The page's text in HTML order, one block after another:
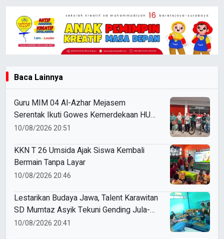
Baca Lainnya
Guru MIM 04 Al-Azhar Mejasem
Serentak Ikuti Gowes Kemerdekaan HUT
ke-81 RI
10/08/2026 20:51
KKN T 26 Umsida Ajak Siswa Kembali
Bermain Tanpa Layar
10/08/2026 20:46
Lestarikan Budaya Jawa, Talent Karawitan
SD Mumtaz Asyik Tekuni Gending Jula-
Juli
10/08/2026 20:41